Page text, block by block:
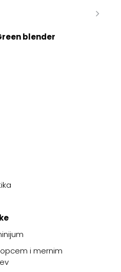
blender
i mernim